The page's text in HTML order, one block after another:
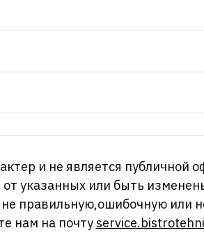
и не является публичной
указанных или быть
правильную,ошибочную или
нам на почту